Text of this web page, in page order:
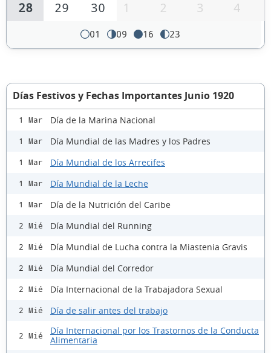
28
29 30 1 2 3 4
01 09 16 23
Días Festivos y Fechas Importantes Junio 1920
1 Mar Día de la Marina Nacional
1 Mar Día Mundial de las Madres y los Padres
1 Mar Día Mundial de los Arrecifes
1 Mar Día Mundial de la Leche
1 Mar Día de la Nutrición del Caribe
2 Mié Día Mundial del Running
2 Mié Día Mundial de Lucha contra la Miastenia Gravis
2 Mié Día Mundial del Corredor
2 Mié Día Internacional de la Trabajadora Sexual
2 Mié Día de salir antes del trabajo
2 Mié
Día Internacional por los Trastornos de la Conducta
Alimentaria